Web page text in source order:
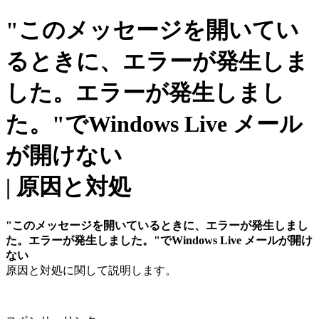
"このメッセージを開いてい
るときに、エラーが発生しま
した。エラーが発生しまし
た。"でWindows Live メール
が開けない
| 原因と対処
"このメッセージを開いているときに、エラーが発生しまし
た。エラーが発生しました。"でWindows Live メールが開け
ない
原因と対処に関して説明します。